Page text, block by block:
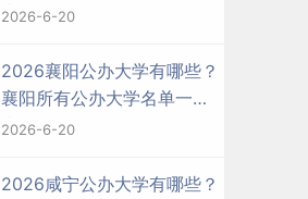
表（2所）
2026-6-20
2026襄阳公办大学有哪些？
襄阳所有公办大学名单一览
表（4所）
2026-6-20
2026咸宁公办大学有哪些？